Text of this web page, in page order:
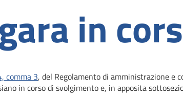
in
comma 3, del Regolamento di amministrazione e
in corso di svolgimento e, in apposita